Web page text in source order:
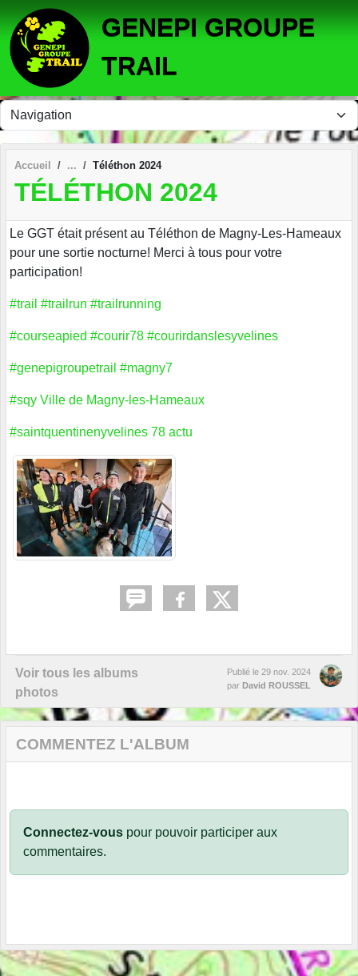
GENEPI GROUPE
TRAIL
Accueil Téléthon 2024
TÉLÉTHON 2024
Le GGT était présent au Téléthon de Magny-Les-Hameaux
pour une sortie nocturne! Merci à tous pour votre
participation!
#trail #trailrun #trailrunning
#courseapied #courir78 #courirdanslesyvelines
#genepigroupetrail #magny7
#sqy Ville de Magny-les-Hameaux
#saintquentinenyvelines 78 actu
Voir tous les albums
photos
Publié le 29 nov. 2024
par David ROUSSEL
COMMENTEZ L'ALBUM
Connectez-vous pour pouvoir participer aux
commentaires.
Panneau de gestion des cookies